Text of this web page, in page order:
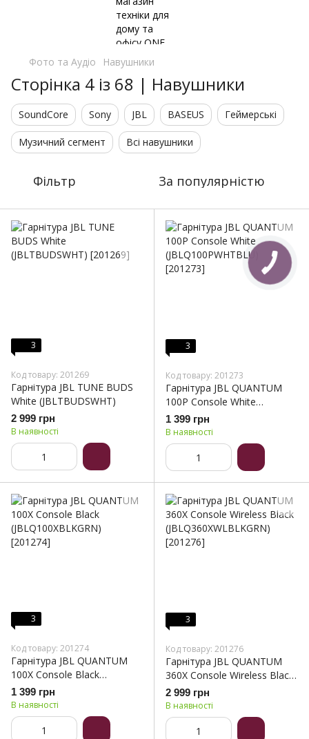
Фото та Аудіо Навушники
Сторінка 4 із 68 | Навушники
SoundСore Sony JBL BASEUS Геймерські
Музичний сегмент Всі навушники
Фільтр За популярністю
3
Код товару: 201269
Гарнітура JBL TUNE BUDS
White (JBLTBUDSWHT)
2 999 грн
В наявності
3
Код товару: 201273
Гарнітура JBL QUANTUM
100P Console White
(JBLQ100PWHTBLU)
1 399 грн
В наявності
3
Код товару: 201274
Гарнітура JBL QUANTUM
100X Console Black
(JBLQ100XBLKGRN)
1 399 грн
В наявності
3
Код товару: 201276
Гарнітура JBL QUANTUM
360X Console Wireless Black
(JBLQ360XWLBLKGRN)
2 999 грн
В наявності